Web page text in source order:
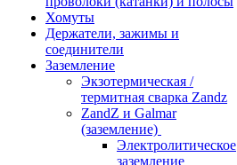
Хомуты
Держатели, зажимы и
соединители
Заземление
Экзотермическая /
термитная сварка Zandz
ZandZ и Galmar
(заземление)
Электролитическое
заземление